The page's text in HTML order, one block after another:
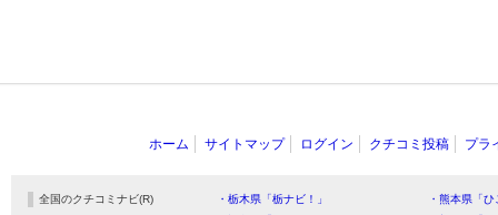
ホーム サイトマップ ログイン クチコミ投稿 プラ
全国のクチコミナビ(R) ・栃木県「栃ナビ！」
・熊本県「